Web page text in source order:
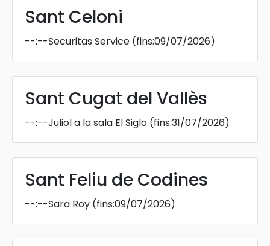
Sant Celoni
--:--Securitas Service (fins:09/07/2026)
Sant Cugat del Vallès
--:--Juliol a la sala El Siglo (fins:31/07/2026)
Sant Feliu de Codines
--:--Sara Roy (fins:09/07/2026)